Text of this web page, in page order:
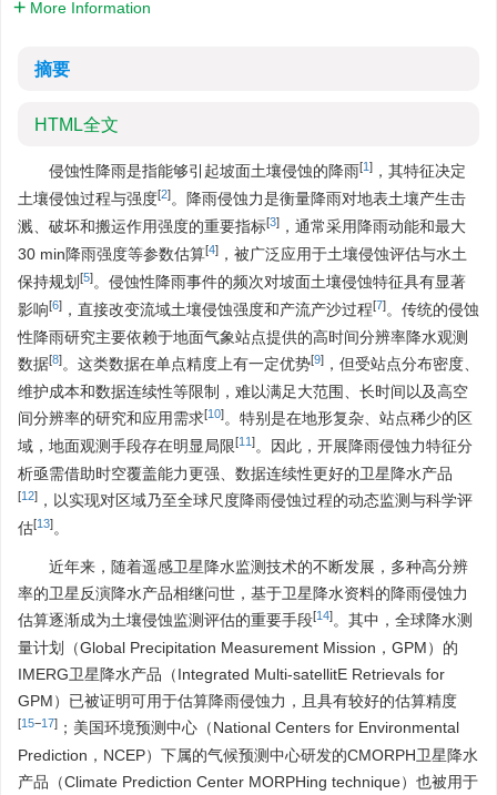
More Information
摘要
HTML全文
侵蚀性降雨是指能够引起坡面土壤侵蚀的降雨[1] ，其特征决定
土壤侵蚀过程与强度[2]。降雨侵蚀力是衡量降雨对地表土壤产生击
溅、破坏和搬运作用强度的重要指标[3] ，通常采用降雨动能和最大
30 min降雨强度等参数估算[4] ，被广泛应用于土壤侵蚀评估与水土
保持规划 [5]。侵蚀性降雨事件的频次对坡面土壤侵蚀特征具有显著
影响[6] ，直接改变流域土壤侵蚀强度和产流产沙过程[7]。传统的侵蚀
性降雨研究主要依赖于地面气象站点提供的高时间分辨率降水观测
数据[8]。这类数据在单点精度上有一定优势[9] ，但受站点分布密度、
维护成本和数据连续性等限制，难以满足大范围、长时间以及高空
间分辨率的研究和应用需求[10]。特别是在地形复杂、站点稀少的区
域，地面观测手段存在明显局限[11]。因此，开展降雨侵蚀力特征分
析亟需借助时空覆盖能力更强、数据连续性更好的卫星降水产品
[12] ，以实现对区域乃至全球尺度降雨侵蚀过程的动态监测与科学评
估[13]。
近年来，随着遥感卫星降水监测技术的不断发展，多种高分辨
率的卫星反演降水产品相继问世，基于卫星降水资料的降雨侵蚀力
估算逐渐成为土壤侵蚀监测评估的重要手段[14]。其中，全球降水测
量计划（Global Precipitation Measurement Mission，GPM）的
IMERG卫星降水产品（Integrated Multi-satellitE Retrievals for
GPM）已被证明可用于估算降雨侵蚀力，且具有较好的估算精度
[15−17] ；美国环境预测中心（National Centers for Environmental
Prediction，NCEP）下属的气候预测中心研发的CMORPH卫星降水
产品（Climate Prediction Center MORPHing technique）也被用于